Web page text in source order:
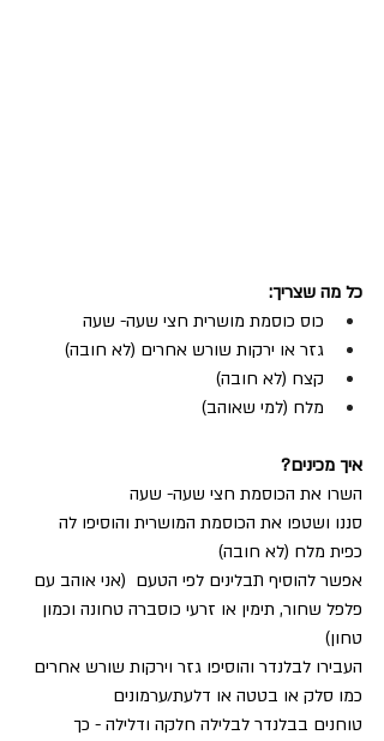
כל מה שצריך:
כוס כוסמת מושרית חצי שעה- שעה
גזר או ירקות שורש אחרים (לא חובה)
קצח (לא חובה)
מלח (למי שאוהב)
איך מכינים?
השרו את הכוסמת חצי שעה- שעה
סננו ושטפו את הכוסמת המושרית והוסיפו לה
כפית מלח (לא חובה)
אפשר להוסיף תבלינים לפי הטעם  (אני אוהב עם
פלפל שחור, תימין או זרעי כוסברה טחונה וכמון
טחון)
העבירו לבלנדר והוסיפו גזר וירקות שורש אחרים
כמו סלק או בטטה או דלעת/ערמונים
טוחנים בבלנדר לבלילה חלקה ודלילה - כך